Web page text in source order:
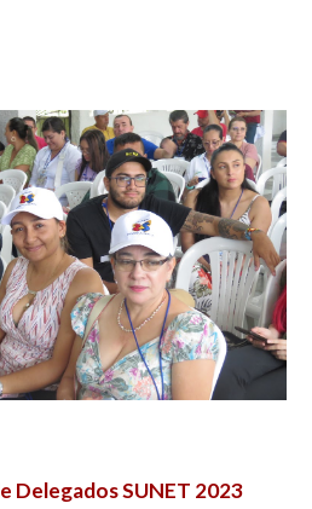
Delegados SUNET 2023